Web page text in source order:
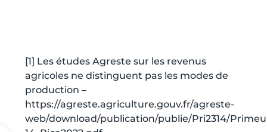
[1] Les études Agreste sur les revenus
agricoles ne distinguent pas les modes de
production –
https://agreste.agriculture.gouv.fr/agreste-
web/download/publication/publie/Pri2314/